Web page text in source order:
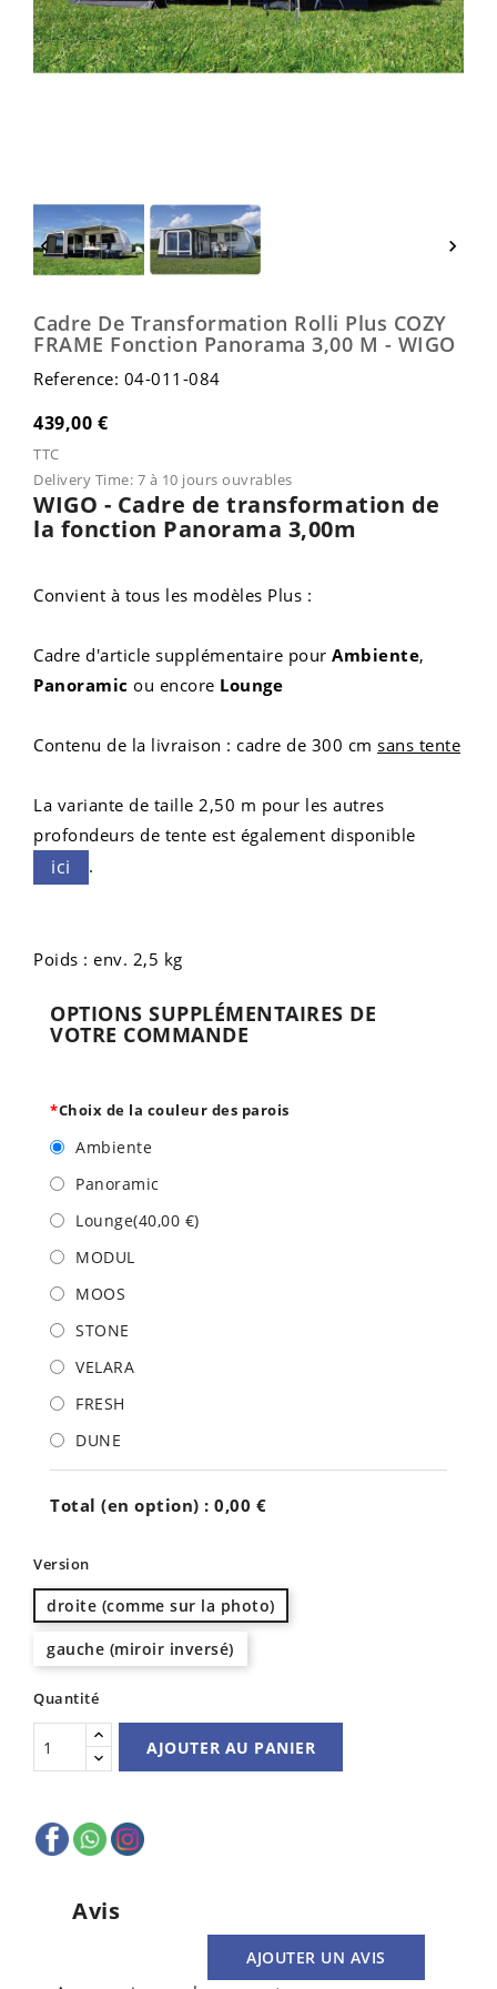
 
Cadre De Transformation Rolli Plus COZY
FRAME Fonction Panorama 3,00 M - WIGO
Reference: 04-011-084
439,00 €
TTC
Delivery Time: 7 à 10 jours ouvrables
WIGO - Cadre de transformation de
la fonction Panorama 3,00m
Convient à tous les modèles Plus :
Cadre d'article supplémentaire pour Ambiente,
Panoramic ou encore Lounge
Contenu de la livraison : cadre de 300 cm sans tente
La variante de taille 2,50 m pour les autres
profondeurs de tente est également disponible
ici .
Poids : env. 2,5 kg
OPTIONS SUPPLÉMENTAIRES DE
VOTRE COMMANDE
*Choix de la couleur des parois
Ambiente
Panoramic
Lounge(40,00 €)
MODUL
MOOS
STONE
VELARA
FRESH
DUNE
Total (en option) : 0,00 €
Version
droite (comme sur la photo)
gauche (miroir inversé)
Quantité
AJOUTER AU PANIER
Avis
AJOUTER UN AVIS